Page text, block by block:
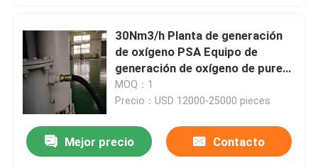
30Nm3/h Planta de generación
de oxígeno PSA Equipo de
generación de oxígeno de pureza
del 93%
MOQ：1
Precio：USD 12000-25000 pieces
Mejor precio Contacto